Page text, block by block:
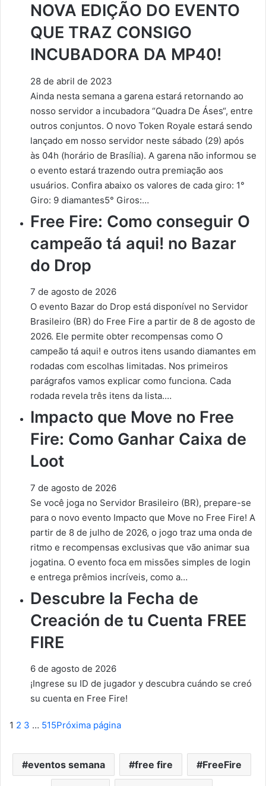
NOVA EDIÇÃO DO EVENTO
QUE TRAZ CONSIGO
INCUBADORA DA MP40!
28 de abril de 2023
Ainda nesta semana a garena estará retornando ao
nosso servidor a incubadora “Quadra De Áses“, entre
outros conjuntos. O novo Token Royale estará sendo
lançado em nosso servidor neste sábado (29) após
às 04h (horário de Brasília). A garena não informou se
o evento estará trazendo outra premiação aos
usuários. Confira abaixo os valores de cada giro: 1°
Giro: 9 diamantes5° Giros:…
Free Fire: Como conseguir O
campeão tá aqui! no Bazar
do Drop
7 de agosto de 2026
O evento Bazar do Drop está disponível no Servidor
Brasileiro (BR) do Free Fire a partir de 8 de agosto de
2026. Ele permite obter recompensas como O
campeão tá aqui! e outros itens usando diamantes em
rodadas com escolhas limitadas. Nos primeiros
parágrafos vamos explicar como funciona. Cada
rodada revela três itens da lista.…
Impacto que Move no Free
Fire: Como Ganhar Caixa de
Loot
7 de agosto de 2026
Se você joga no Servidor Brasileiro (BR), prepare-se
para o novo evento Impacto que Move no Free Fire! A
partir de 8 de julho de 2026, o jogo traz uma onda de
ritmo e recompensas exclusivas que vão animar sua
jogatina. O evento foca em missões simples de login
e entrega prêmios incríveis, como a…
Descubre la Fecha de
Creación de tu Cuenta FREE
FIRE
6 de agosto de 2026
¡Ingrese su ID de jugador y descubra cuándo se creó
su cuenta en Free Fire!
1 2 3 … 515Próxima página
eventos semana free fire FreeFire